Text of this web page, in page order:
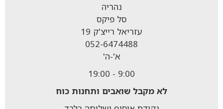
נהריה
סל פיקס
עזריאל רייצ'ק 19
052-6474488
א'-ה'
9:00 - 19:00
לא מקבל שואבים ותחנות כוח